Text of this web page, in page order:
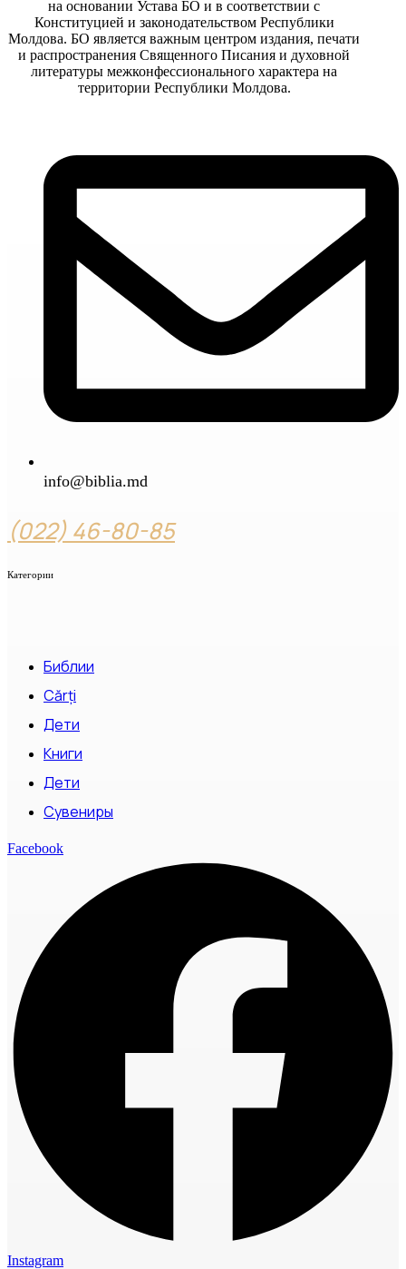
на основании Устава БО и в соответствии с
Конституцией и законодательством Республики
Молдова. БО является важным центром издания, печати
и распространения Священного Писания и духовной
литературы межконфессионального характера на
территории Республики Молдова.
info@biblia.md
(022) 46-80-85
Категории
Библии
Cărți
Дети
Книги
Дети
Сувениры
Facebook
Instagram